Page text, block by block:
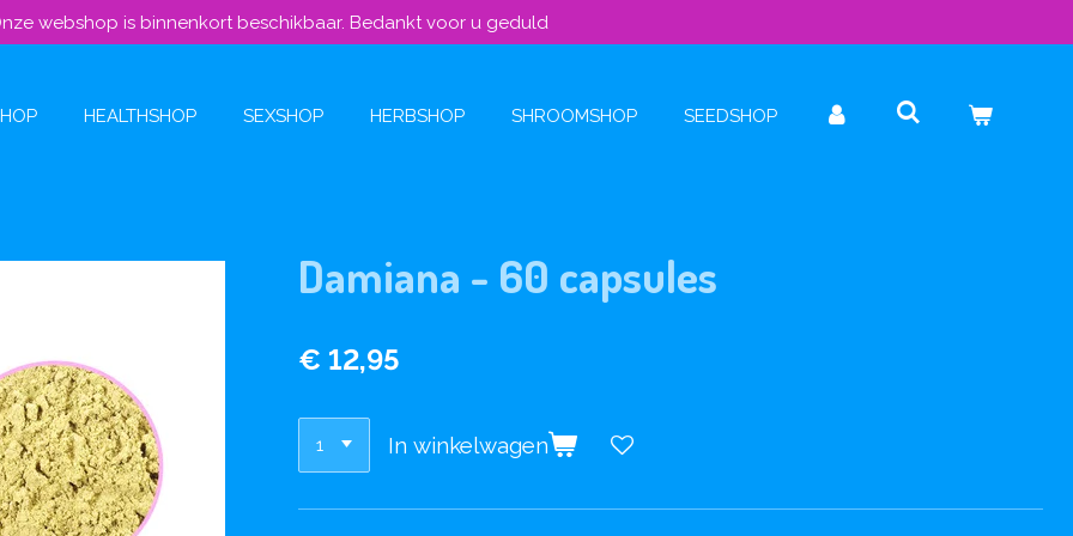
webshop is binnenkort beschikbaar. Bedankt voor u geduld
HEALTHSHOP SEXSHOP HERBSHOP SHROOMSHOP SEEDSHOP
Damiana - 60 capsules
€ 12,95
In winkelwagen